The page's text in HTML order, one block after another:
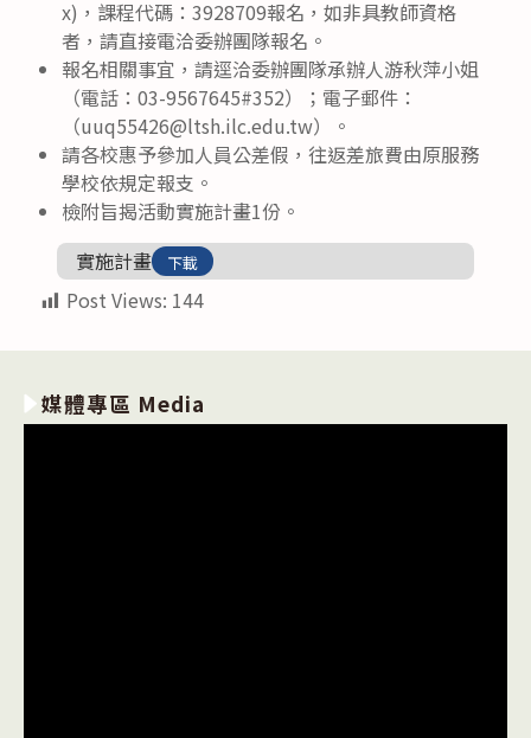
x)，課程代碼：3928709報名，如非具教師資格
者，請直接電洽委辦團隊報名。
報名相關事宜，請逕洽委辦團隊承辦人游秋萍小姐
（電話：03-9567645#352）；電子郵件：
（uuq55426@ltsh.ilc.edu.tw）。
請各校惠予參加人員公差假，往返差旅費由原服務
學校依規定報支。
檢附旨揭活動實施計畫1份。
實施計畫
下載
Post Views: 144
媒體專區 Media